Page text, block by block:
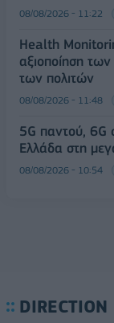
08/08/2026 - 11:22
Health
αξιοποίηση
των πολιτών
08/08/2026 - 11:48
5G παντού, 6G
Ελλάδα στη
08/08/2026 - 10:54